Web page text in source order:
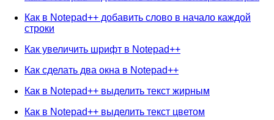
Как в Notepad++ добавить слово в начало каждой
строки
Как увеличить шрифт в Notepad++
Как сделать два окна в Notepad++
Как в Notepad++ выделить текст жирным
Как в Notepad++ выделить текст цветом